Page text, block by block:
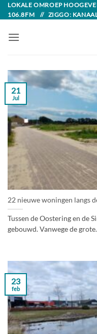
Skip
to
content
LOKALE OMROEP
106.8FM // ZIGGO:
22 nieuwe woningen langs
Tussen de Oostering en de
gebouwd. Vanwege de
21
Jul
23
feb